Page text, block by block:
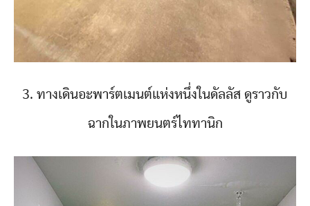
3. ทางเดินอะพาร์ตเมนต์แห่งหนึ่งในดัลลัส ดูราวกับ
ฉากในภาพยนตร์ไททานิก